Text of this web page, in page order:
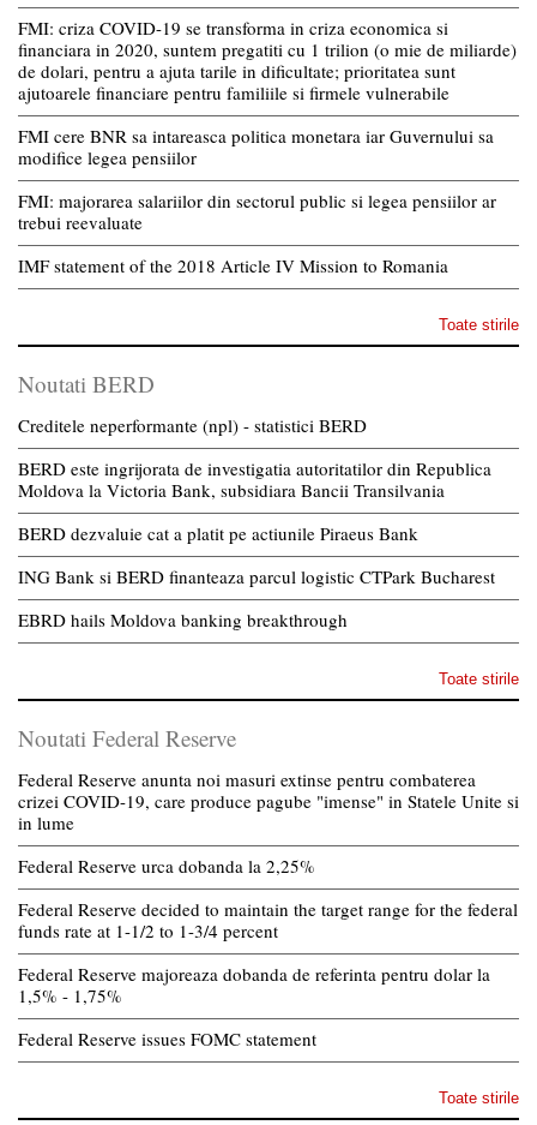
FMI: criza COVID-19 se transforma in criza economica si
financiara in 2020, suntem pregatiti cu 1 trilion (o mie de miliarde)
de dolari, pentru a ajuta tarile in dificultate; prioritatea sunt
ajutoarele financiare pentru familiile si firmele vulnerabile
FMI cere BNR sa intareasca politica monetara iar Guvernului sa
modifice legea pensiilor
FMI: majorarea salariilor din sectorul public si legea pensiilor ar
trebui reevaluate
IMF statement of the 2018 Article IV Mission to Romania
Toate stirile
Noutati BERD
Creditele neperformante (npl) - statistici BERD
BERD este ingrijorata de investigatia autoritatilor din Republica
Moldova la Victoria Bank, subsidiara Bancii Transilvania
BERD dezvaluie cat a platit pe actiunile Piraeus Bank
ING Bank si BERD finanteaza parcul logistic CTPark Bucharest
EBRD hails Moldova banking breakthrough
Toate stirile
Noutati Federal Reserve
Federal Reserve anunta noi masuri extinse pentru combaterea
crizei COVID-19, care produce pagube "imense" in Statele Unite si
in lume
Federal Reserve urca dobanda la 2,25%
Federal Reserve decided to maintain the target range for the federal
funds rate at 1-1/2 to 1-3/4 percent
Federal Reserve majoreaza dobanda de referinta pentru dolar la
1,5% - 1,75%
Federal Reserve issues FOMC statement
Toate stirile